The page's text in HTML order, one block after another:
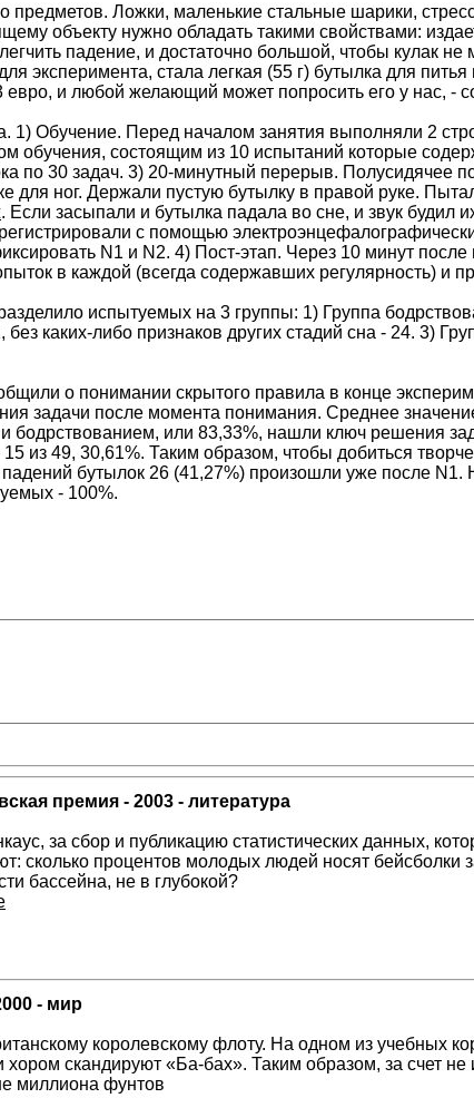
предметов. Ложки, маленькие стальные шарики,
объекту нужно обладать такими свойствами:
падение, и достаточно большой, чтобы кулак не
эксперимента, стала легкая (55 г) бутылка для
евро, и любой желающий может попросить его у нас, -
1) Обучение. Перед началом занятия выполняли 2
обучения, состоящим из 10 испытаний которые
по 30 задач. 3) 20-минутный перерыв. Полусидячее
для ног. Держали пустую бутылку в правой руке.
. Если засыпали и бутылка падала во сне, и звук будил
с помощью
N1 и N2. 4) Пост-этап. Через 10 минут
в каждой (всегда содержавших регулярность) и
испытуемых на 3 группы: 1) Группа
каких-либо признаков других стадий сна - 24. 3)
о понимании скрытого правила в конце
задачи после момента понимания. Среднее
бодрствованием, или 83,33%, нашли ключ решения
из 49, 30,61%. Таким образом, чтобы добиться
падений бутылок 26 (41,27%) произошли уже после
- 100%.
премия - 2003 - литература
за сбор и публикацию статистических данных,
сколько процентов молодых людей носят бейсболки
бассейна, не в глубокой?
- мир
королевскому флоту. На одном из учебных
хором скандируют «Ба-бах». Таким образом, за счет
миллиона фунтов